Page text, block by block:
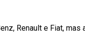
Renault e Fiat, mas